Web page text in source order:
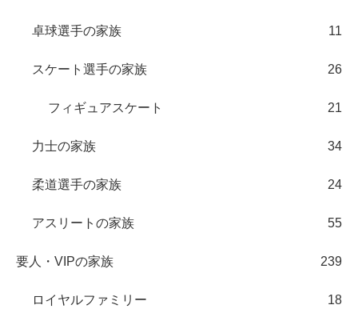
卓球選手の家族 11
スケート選手の家族 26
フィギュアスケート 21
力士の家族 34
柔道選手の家族 24
アスリートの家族 55
要人・VIPの家族 239
ロイヤルファミリー 18